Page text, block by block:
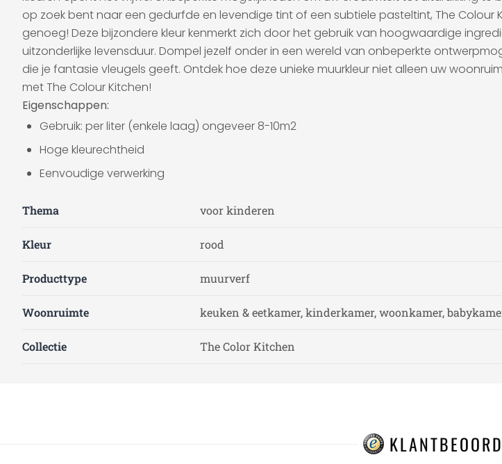
op zoek bent naar een gedurfde en levendige tint of een subtiele pasteltint, The
genoeg! Deze bijzondere kleur kenmerkt zich door het gebruik van hoogwaardige
uitzonderlijke levensduur. Dompel jezelf onder in een wereld van onbeperkte
die je fantasie vleugels geeft. Ontdek hoe deze unieke muurkleur niet alleen uw
met The Colour Kitchen!
Eigenschappen:
Gebruik: per liter (enkele laag) ongeveer 8-10m2
Hoge kleurechtheid
Eenvoudige verwerking
Thema voor kinderen
Kleur rood
Producttype muurverf
Woonruimte keuken & eetkamer, kinderkamer, woonkamer,
Collectie The Color Kitchen